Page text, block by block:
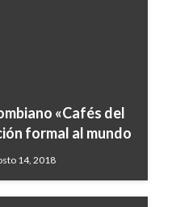
«Cafés del
formal al mundo
14, 2018